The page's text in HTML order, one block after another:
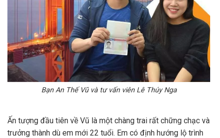
Bạn An Thế Vũ và tư vấn viên Lê Thúy Nga
Ấn tượng đầu tiên về Vũ là một chàng trai rất chững chạc và
trưởng thành dù em mới 22 tuổi. Em có định hướng lộ trình